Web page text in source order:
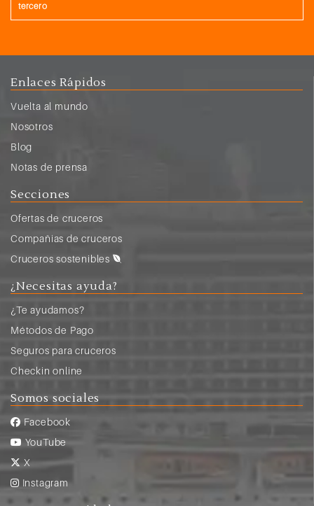
tercero
Enlaces Rápidos
Vuelta al mundo
Nosotros
Blog
Notas de prensa
Secciones
Ofertas de cruceros
Compañias de cruceros
Cruceros sostenibles
¿Necesitas ayuda?
¿Te ayudamos?
Métodos de Pago
Seguros para cruceros
Checkin online
Somos sociales
Facebook
YouTube
X
Instagram